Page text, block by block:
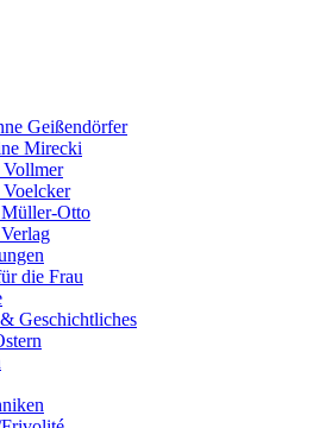
Geißendörfer
Mirecki
Otto
die Frau
Geschichtliches